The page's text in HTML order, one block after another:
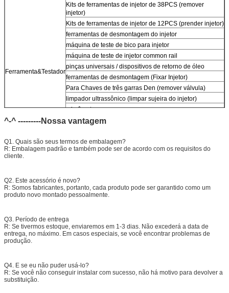
Ferramenta&Testador
Kits de ferramentas de injetor de 38PCS (remover
injetor)
Kits de ferramentas de injetor de 12PCS (prender injetor)
ferramentas de desmontagem do injetor
máquina de teste de bico para injetor
máquina de teste de injetor common rail
pinças universais / dispositivos de retorno de óleo
ferramentas de desmontagem (Fixar Injetor)
Para Chaves de três garras Den (remover válvula)
limpador ultrassônico (limpar sujeira do injetor)
micrômetro
Kits de teste multifuncionais do injetor CR
(Parabos/den/del/c-t piezo)
^-^ ---------Nossa vantagem
Q1. Quais são seus termos de embalagem?
R: Embalagem padrão e também pode ser de acordo com os requisitos do
cliente.
Q2. Este acessório é novo?
R: Somos fabricantes, portanto, cada produto pode ser garantido como um
produto novo montado pessoalmente.
Q3. Período de entrega
R: Se tivermos estoque, enviaremos em 1-3 dias. Não excederá a data de
entrega, no máximo. Em casos especiais, se você encontrar problemas de
produção.
Q4. E se eu não puder usá-lo?
R: Se você não conseguir instalar com sucesso, não há motivo para devolver a
substituição.